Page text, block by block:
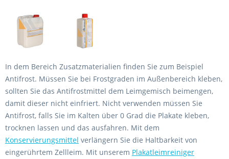
In dem Bereich Zusatzmaterialien finden Sie zum Beispiel
Antifrost. Müssen Sie bei Frostgraden im Außenbereich kleben,
sollten Sie das Antifrostmittel dem Leimgemisch beimengen,
damit dieser nicht einfriert. Nicht verwenden müssen Sie
Antifrost, falls Sie im Kalten über 0 Grad die Plakate kleben,
trocknen lassen und das ausfahren. Mit dem
Konservierungsmittel verlängern Sie die Haltbarkeit von
eingerührtem Zellleim. Mit unserem Plakatleimreiniger